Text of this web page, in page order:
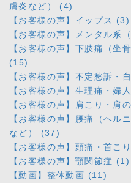
膚炎など） (4)
【お客様の声】イップス (3)
【お客様の声】メンタル系
【お客様の声】下肢痛（坐
(15)
【お客様の声】不定愁訴・
【お客様の声】生理痛・婦
【お客様の声】肩こり・肩
【お客様の声】腰痛（ヘル
など） (37)
【お客様の声】頭痛・首こ
【お客様の声】顎関節症 (1)
【動画】整体動画 (11)